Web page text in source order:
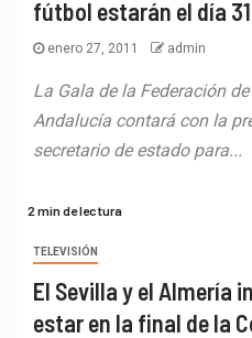
fútbol estarán el día
enero 27, 2011 admin
La Gala de la Federación
Andalucía contará con la
secretario de estado para...
2 min de lectura
TELEVISIÓN
El Sevilla y el Almería
estar en la final de la